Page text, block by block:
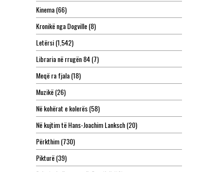
Kinema(66)
Kronikë nga Dogville(8)
Letërsi(1,542)
Libraria në rrugën 84(7)
Meqë ra fjala(18)
Muzikë(26)
Në kohërat e kolerës(58)
Në kujtim të Hans-Joachim Lanksch(20)
Përkthim(730)
Pikturë(39)